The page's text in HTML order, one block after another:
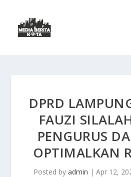
DPRD
FAUZI
PENGURUS
OPTIMALKAN
Posted by admin | Apr 12,